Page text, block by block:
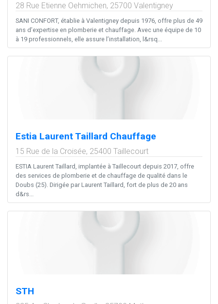
28 Rue Etienne Oehmichen, 25700 Valentigney
SANI CONFORT, établie à Valentigney depuis 1976, offre plus de 49
ans d’expertise en plomberie et chauffage. Avec une équipe de 10
à 19 professionnels, elle assure l’installation, l&rsq...
Estia Laurent Taillard Chauffage
15 Rue de la Croisée, 25400 Taillecourt
ESTIA Laurent Taillard, implantée à Taillecourt depuis 2017, offre
des services de plomberie et de chauffage de qualité dans le
Doubs (25). Dirigée par Laurent Taillard, fort de plus de 20 ans
d&rs...
STH